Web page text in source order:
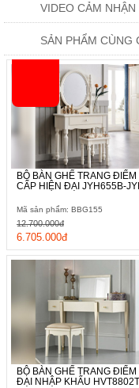
Có thể thấy được, khi
điểm đã phát huy
vẻ đẹp hiện đại và hài
trầm trồ khen ngợi khi
VIDEO CẢM NHẬN
SẢN PHẨM CÙNG
BỘ BÀN GHẾ TRANG ĐIỂM
CẤP HIỆN ĐẠI JYH655B-
Mã sản phẩm: BBG155
6.705.000đ
12.700.000đ
BỘ BÀN GHẾ TRANG ĐIỂM
ĐẠI NHẬP KHẨU